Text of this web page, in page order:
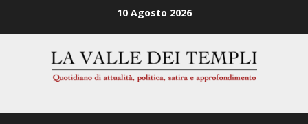
10 Agosto 2026